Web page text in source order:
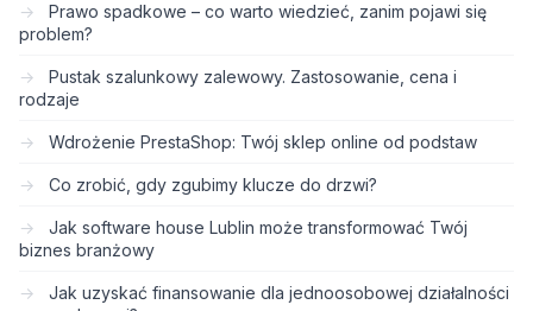
Prawo spadkowe – co warto wiedzieć, zanim pojawi się
problem?
Pustak szalunkowy zalewowy. Zastosowanie, cena i
rodzaje
Wdrożenie PrestaShop: Twój sklep online od podstaw
Co zrobić, gdy zgubimy klucze do drzwi?
Jak software house Lublin może transformować Twój
biznes branżowy
Jak uzyskać finansowanie dla jednoosobowej działalności